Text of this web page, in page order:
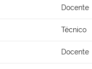
Docente
Técnico
Docente